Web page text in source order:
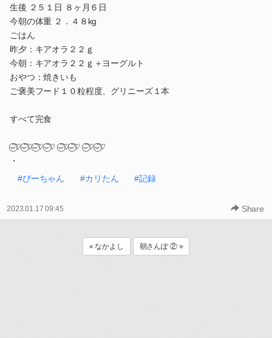
生後 ２５１日 ８ヶ月６日
今朝の体重 ２．４８kg
ごはん
昨夕：キアオラ２２ｇ
今朝：キアオラ２２ｇ＋ヨーグルト
おやつ：焼きいも
ご褒美フード１０粒程度、グリニーズ１本
すべて完食
⌣̈⃝♡⌣̈⃝♡⌣̈⃝♡⌣̈⃝♡ ⌣̈⃝♡⌣̈⃝♡ ⌣̈⃝♡⌣̈⃝♡
・
#ぴーちゃん
#カリたん #記録
2023.01.17 09:45 Share
« なかよし 朝さんぽ ② »